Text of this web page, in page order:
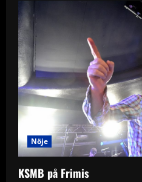
Nöje
KSMB på Frimis